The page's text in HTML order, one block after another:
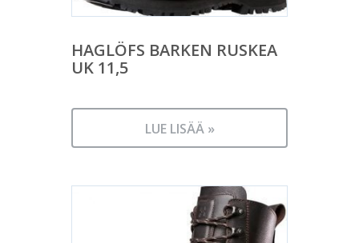
HAGLÖFS BARKEN RUSKEA
UK 11,5
LUE LISÄÄ »